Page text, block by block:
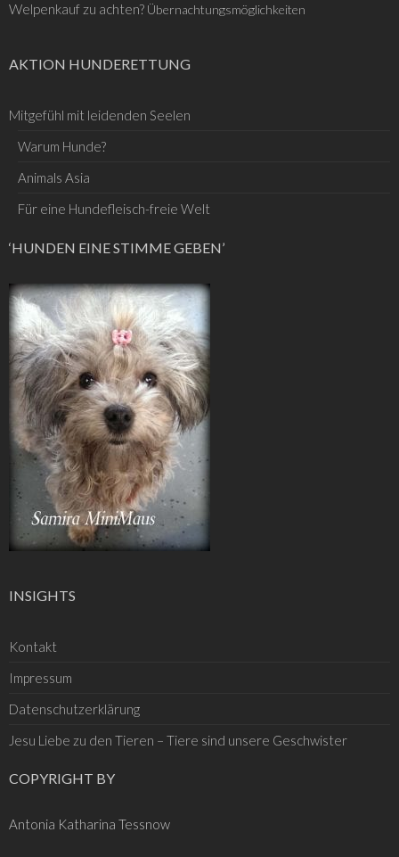
Welpenkauf zu achten? Übernachtungsmöglichkeiten
AKTION HUNDERETTUNG
Mitgefühl mit leidenden Seelen
Warum Hunde?
Animals Asia
Für eine Hundefleisch-freie Welt
‘HUNDEN EINE STIMME GEBEN’
INSIGHTS
Kontakt
Impressum
Datenschutzerklärung
Jesu Liebe zu den Tieren – Tiere sind unsere Geschwister
COPYRIGHT BY
Antonia Katharina Tessnow